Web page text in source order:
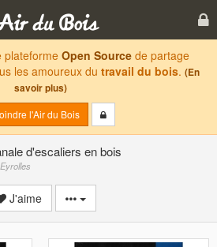
Open Sourcede partage
les amoureux du travail du bois. (En
savoir plus)
l'Air du Bois
d'escaliers en bois
Eyrolles
J'aime